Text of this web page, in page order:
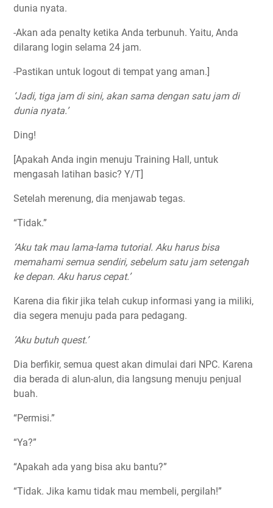
dunia nyata.
-Akan ada penalty ketika Anda terbunuh. Yaitu, Anda
dilarang login selama 24 jam.
-Pastikan untuk logout di tempat yang aman.]
‘Jadi, tiga jam di sini, akan sama dengan satu jam di
dunia nyata.’
Ding!
[Apakah Anda ingin menuju Training Hall, untuk
mengasah latihan basic? Y/T]
Setelah merenung, dia menjawab tegas.
“Tidak.”
‘Aku tak mau lama-lama tutorial. Aku harus bisa
memahami semua sendiri, sebelum satu jam setengah
ke depan. Aku harus cepat.’
Karena dia fikir jika telah cukup informasi yang ia miliki,
dia segera menuju pada para pedagang.
‘Aku butuh quest.’
Dia berfikir, semua quest akan dimulai dari NPC. Karena
dia berada di alun-alun, dia langsung menuju penjual
buah.
“Permisi.”
“Ya?”
“Apakah ada yang bisa aku bantu?”
“Tidak. Jika kamu tidak mau membeli, pergilah!”